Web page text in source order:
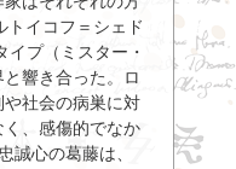
イコフ＝シェド
プ（ミスター・
響き合った。ロ
社会の病巣に対
、感傷的でなか
心の葛藤は、